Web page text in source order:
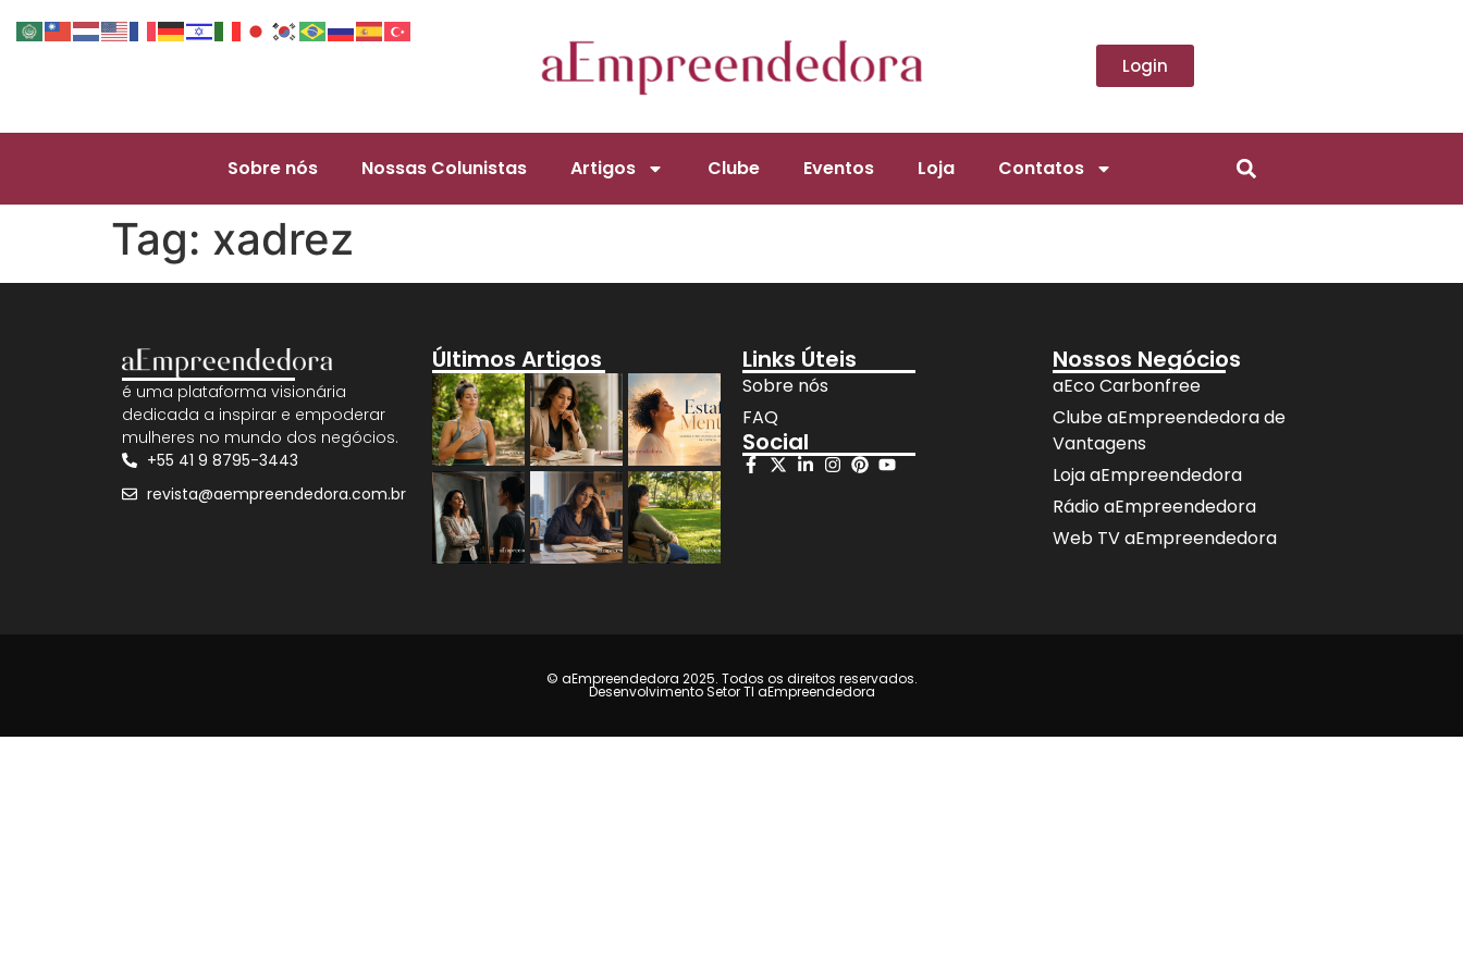
Login
Sobre nós Nossas Colunistas Artigos Clube Eventos Loja Contatos
Tag: xadrez
é uma plataforma visionária
dedicada a inspirar e empoderar
mulheres no mundo dos negócios.
+55 41 9 8795-3443
revista@aempreendedora.com.br
Últimos Artigos Links Úteis
Sobre nós
FAQ
Social
Nossos Negócios
aEco Carbonfree
Clube aEmpreendedora de
Vantagens
Loja aEmpreendedora
Rádio aEmpreendedora
Web TV aEmpreendedora
© aEmpreendedora 2025. Todos os direitos reservados.
Desenvolvimento Setor TI aEmpreendedora